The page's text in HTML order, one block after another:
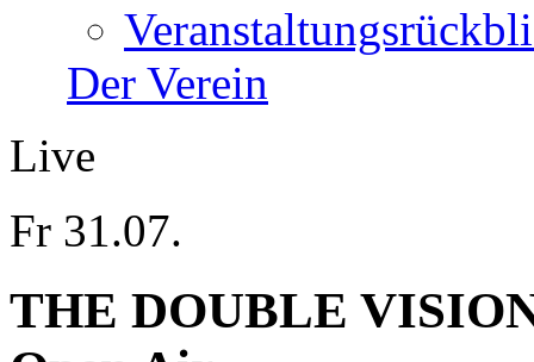
Der Verein
Live
Fr 31.07.
THE DOUBLE